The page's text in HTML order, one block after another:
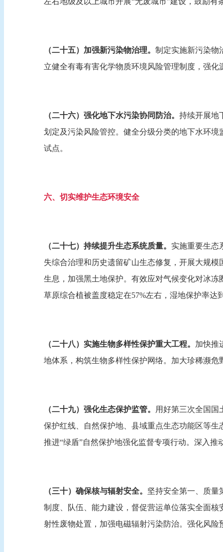
（二十五）加强新污染物治理。 制定实施新污染物
立健全有毒有害化学物质环境风险管理制度，强
（二十六）强化地下水污染协同防治。 持续开展地
划定及污染风险管控。健全分级分类的地下水环
试点。
六、切实维护生态环境安全
（二十七）持续提升生态系统质量。 实施重要生态
失综合治理和历史遗留矿山生态修复，开展大规
生息，加强黑土地保护。有效应对气候变化对冰
草原综合植被盖度稳定在57%左右，湿地保护率达
（二十八）实施生物多样性保护重大工程。 加快推
地体系，构筑生物多样性保护网络。加大珍稀濒
（二十九）强化生态保护监管。
用好第三次全国国
保护红线、自然保护地、县域重点生态功能区等
推进“绿盾”自然保护地强化监督专项行动。深入
（三十）确保核与辐射安全。 坚持安全第一、质量
制度、队伍、能力建设，督促营运单位落实全面
射性废物处置，加强电磁辐射污染防治。强化风